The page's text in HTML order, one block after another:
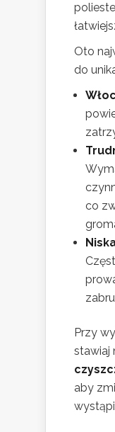
Oto
do
co
Przy
stawiaj
aby